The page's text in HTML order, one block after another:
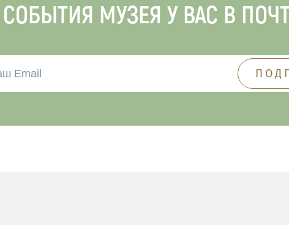
СОБЫТИЯ МУЗЕЯ У ВАС В